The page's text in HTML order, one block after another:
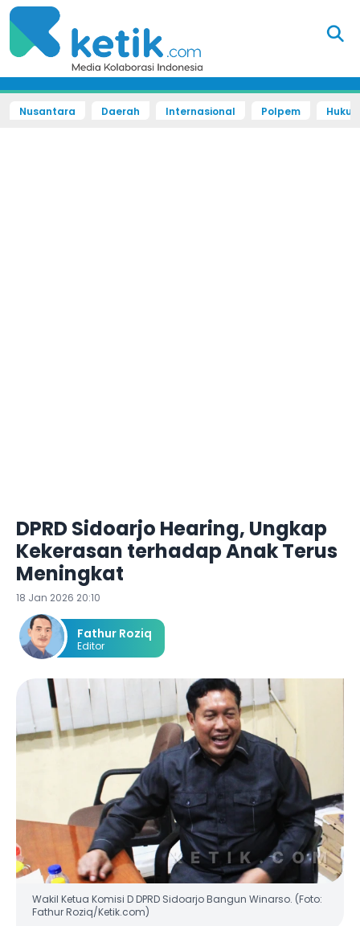
Nusantara Daerah Internasional Polpem
DPRD Sidoarjo Hearing, Ungkap
Kekerasan terhadap Anak Terus
Meningkat
18 Jan 2026 20:10
Fathur Roziq
Editor
Wakil Ketua Komisi D DPRD Sidoarjo Bangun Winarso. (Foto:
Fathur Roziq/Ketik.com)